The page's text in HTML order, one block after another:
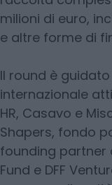
milioni di euro,
e altre forme di
Il round è
internazionale
HR, Casavo e
Shapers, fondo
founding partner
Fund e DFF